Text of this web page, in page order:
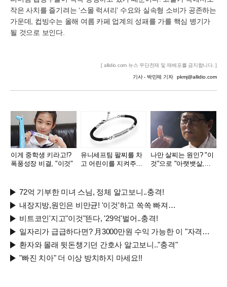
작은 사치를 즐기려는 ‘스몰 럭셔리’ 수요와 실속형 소비가 공존하는
가운데, 컵빙수는 올해 여름 카페 업계의 성패를 가를 핵심 병기가
될 것으로 보인다.
[ allidio.com 뉴스 무단전재 및 재배포를 금지합니다. ]
기사 - 박민제 기자 pkmj@allidio.com
이게 중학생 키라고!?
폭풍성장 비결, "이것"
유니세프팀 팔찌를 차
고 어린이를 지켜주세
나만 살찌는 원인? "이
것"으로 "아랫뱃살,옆
72억 기부한 미녀 스님, 정체 알고보니..충격!
내장지방,원인은 비만균! '이것'하고 쏙쏙 빠져…
비트코인'지고"이것"뜬다, '29억'벌어..충격!
일자리가 급급하다면? 月3000만원 수익 가능한 이 "자격증" 주목받고 있어..
환자와 몰래 뒷돈챙기던 간호사 알고보니.."충격"
"빠진 치아" 더 이상 방치하지 마세요!!